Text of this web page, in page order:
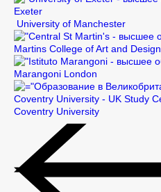
Exeter
University of Manchester
Martins College of Art and Design
Marangoni London
Coventry University